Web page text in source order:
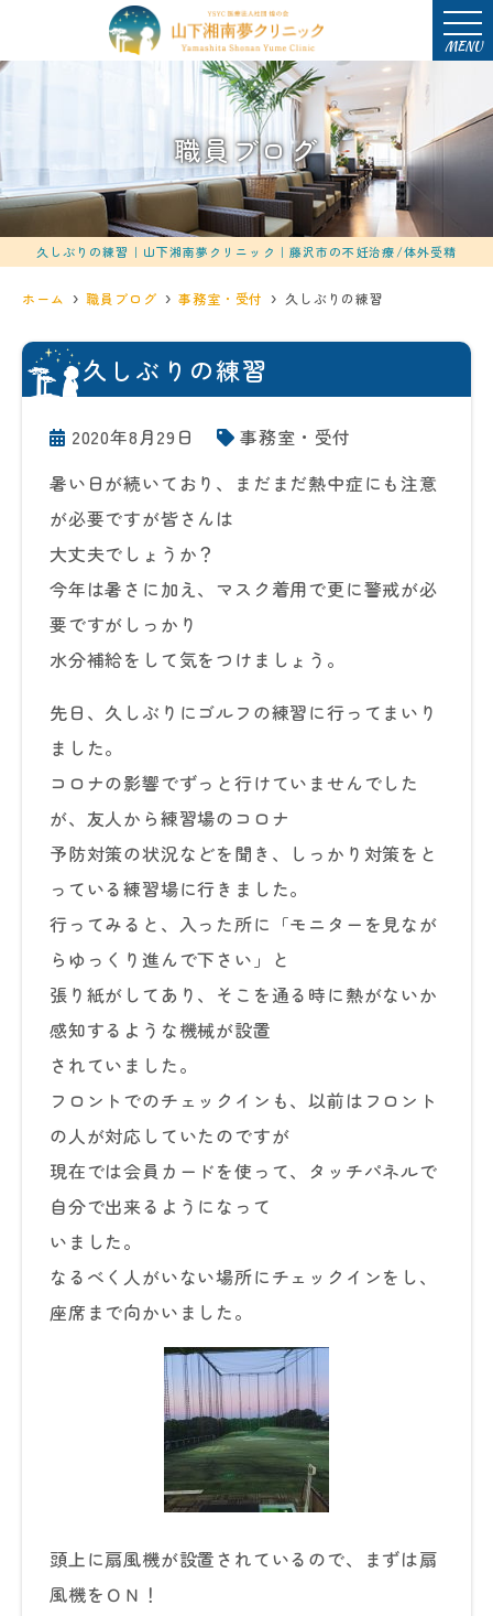
MENU
職員ブログ
久しぶりの練習｜山下湘南夢クリニック｜藤沢市の不妊治療/体外受精
ホーム 職員ブログ 事務室・受付 久しぶりの練習
久しぶりの練習
2020年8月29日
事務室・受付
暑い日が続いており、まだまだ熱中症にも注意
が必要ですが皆さんは
大丈夫でしょうか？
今年は暑さに加え、マスク着用で更に警戒が必
要ですがしっかり
水分補給をして気をつけましょう。
先日、久しぶりにゴルフの練習に行ってまいり
ました。
コロナの影響でずっと行けていませんでした
が、友人から練習場のコロナ
予防対策の状況などを聞き、しっかり対策をと
っている練習場に行きました。
行ってみると、入った所に「モニターを見なが
らゆっくり進んで下さい」と
張り紙がしてあり、そこを通る時に熱がないか
感知するような機械が設置
されていました。
フロントでのチェックインも、以前はフロント
の人が対応していたのですが
現在では会員カードを使って、タッチパネルで
自分で出来るようになって
いました。
なるべく人がいない場所にチェックインをし、
座席まで向かいました。
頭上に扇風機が設置されているので、まずは扇
風機をＯＮ！